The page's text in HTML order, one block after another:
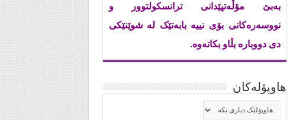
بەبێ مۆڵەتپێدانی ترانسکولتوور و
نووسەرەکانی بۆی نییە بابەتێک لە شوێنێکی
دی دووبارە بڵاو بکاتەوە.
هاوپۆله‌كان
هاوپۆله‌كان